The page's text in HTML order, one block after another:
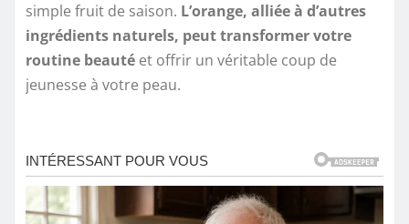
simple fruit de saison. L’orange, alliée à d’autres
ingrédients naturels, peut transformer votre
routine beauté et offrir un véritable coup de
jeunesse à votre peau.